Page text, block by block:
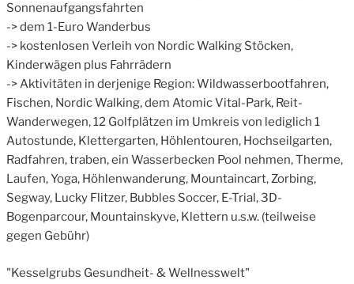
Sonnenaufgangsfahrten
-> dem 1-Euro Wanderbus
-> kostenlosen Verleih von Nordic Walking Stöcken,
Kinderwägen plus Fahrrädern
-> Aktivitäten in derjenige Region: Wildwasserbootfahren,
Fischen, Nordic Walking, dem Atomic Vital-Park, Reit-
Wanderwegen, 12 Golfplätzen im Umkreis von lediglich 1
Autostunde, Klettergarten, Höhlentouren, Hochseilgarten,
Radfahren, traben, ein Wasserbecken Pool nehmen, Therme,
Laufen, Yoga, Höhlenwanderung, Mountaincart, Zorbing,
Segway, Lucky Flitzer, Bubbles Soccer, E-Trial, 3D-
Bogenparcour, Mountainskyve, Klettern u.s.w. (teilweise
gegen Gebühr)
"Kesselgrubs Gesundheit- & Wellnesswelt"